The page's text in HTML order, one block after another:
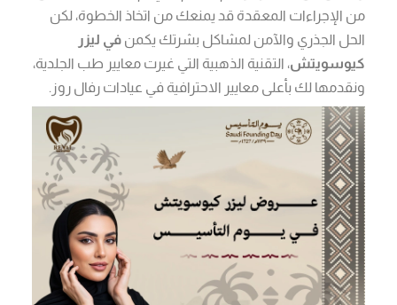
من الإجراءات المعقدة قد يمنعك من اتخاذ الخطوة، لكن
الحل الجذري والآمن لمشاكل بشرتك يكمنفي ليزر
كيوسويتش، التقنية الذهبية التي غيرت معايير طب الجلدية،
ونقدمها لك بأعلى معايير الاحترافية في عيادات رفال روز.